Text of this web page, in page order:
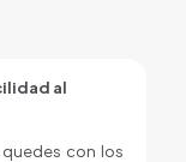
al
con los